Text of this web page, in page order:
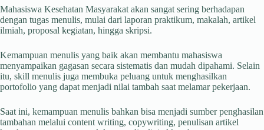
Mahasiswa Kesehatan Masyarakat akan sangat sering berhadapan
dengan tugas menulis, mulai dari laporan praktikum, makalah, artikel
ilmiah, proposal kegiatan, hingga skripsi.
Kemampuan menulis yang baik akan membantu mahasiswa
menyampaikan gagasan secara sistematis dan mudah dipahami. Selain
itu, skill menulis juga membuka peluang untuk menghasilkan
portofolio yang dapat menjadi nilai tambah saat melamar pekerjaan.
Saat ini, kemampuan menulis bahkan bisa menjadi sumber penghasilan
tambahan melalui content writing, copywriting, penulisan artikel